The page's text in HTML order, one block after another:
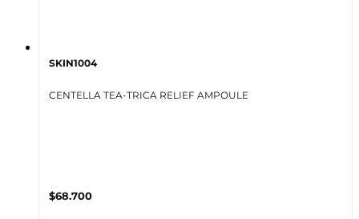
SKIN1004
CENTELLA TEA-TRICA RELIEF AMPOULE
$68.700